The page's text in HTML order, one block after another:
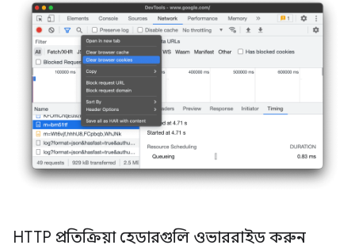
HTTP প্রতিক্রিয়া হেডারগুলি ওভাররাইড করুন